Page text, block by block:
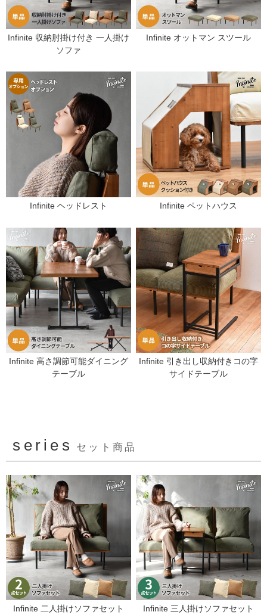
Infinite 収納肘掛け付き 一人掛け
ソファ
Infinite オットマン スツール
Infinite ヘッドレスト Infinite ペットハウス
Infinite 高さ調節可能ダイニング
テーブル
Infinite 引き出し収納付きコの字
サイドテーブル
series セット商品
Infinite 二人掛けソファセット Infinite 三人掛けソファセット